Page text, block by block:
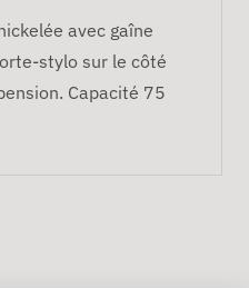
avec gaîne
stylo sur le côté
Capacité 75